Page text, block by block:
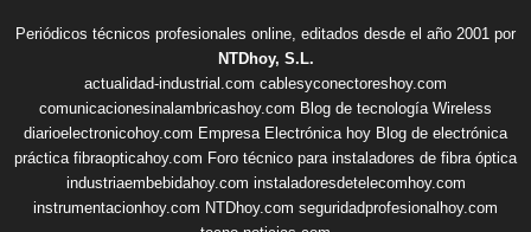
Periódicos técnicos profesionales online, editados desde el año 2001 por
NTDhoy, S.L.
actualidad-industrial.com cablesyconectoreshoy.com
comunicacionesinalambricashoy.com Blog de tecnología Wireless
diarioelectronicohoy.com Empresa Electrónica hoy Blog de electrónica
práctica fibraopticahoy.com Foro técnico para instaladores de fibra óptica
industriaembebidahoy.com instaladoresdetelecomhoy.com
instrumentacionhoy.com NTDhoy.com seguridadprofesionalhoy.com